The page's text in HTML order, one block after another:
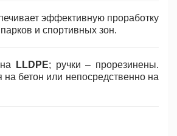
эффективную проработку
и спортивных зон.
LLDPE; ручки – прорезинены.
бетон или непосредственно на